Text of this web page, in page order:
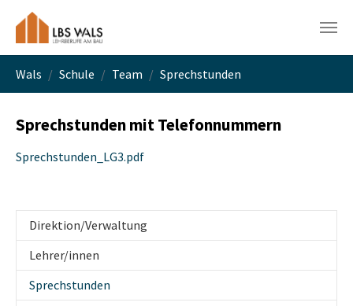
Skip to main navigation
Skip to main content
Skip to page footer
Wals Schule Team Sprechstunden
Sprechstunden mit Telefonnummern
Sprechstunden_LG3.pdf
Direktion/Verwaltung
Lehrer/innen
Sprechstunden